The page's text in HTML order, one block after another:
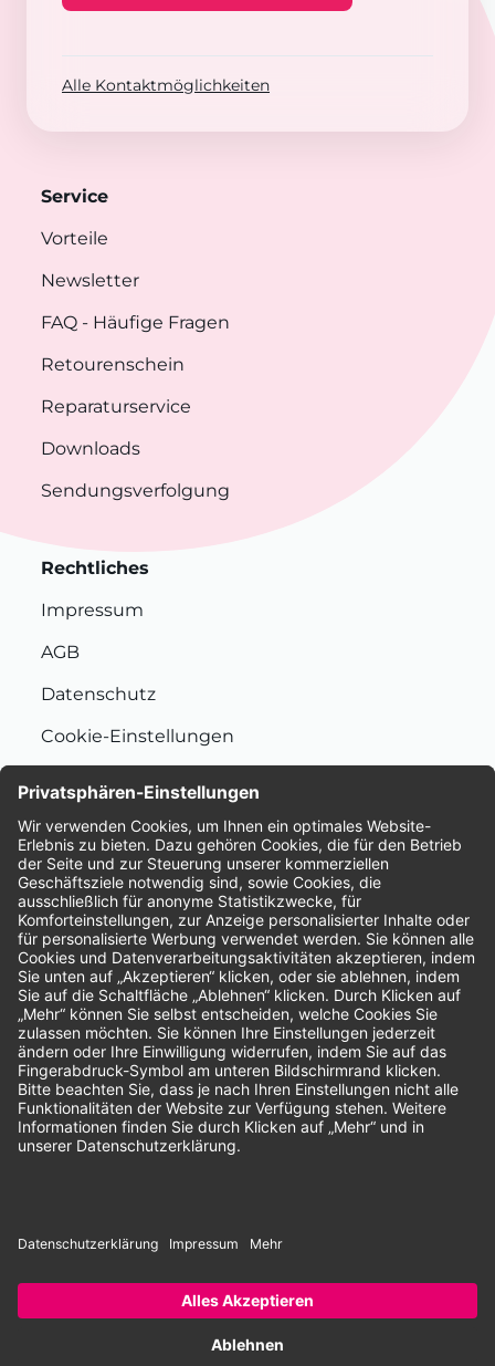
Alle Kontaktmöglichkeiten
Service
Vorteile
Newsletter
FAQ - Häufige Fragen
Retourenschein
Reparaturservice
Downloads
Sendungsverfolgung
Rechtliches
Impressum
AGB
Datenschutz
Cookie-Einstellungen
Bewertungen
Unsere Zahlungsarten:
Rechnung SEPA-Lastschrift Vorkasse